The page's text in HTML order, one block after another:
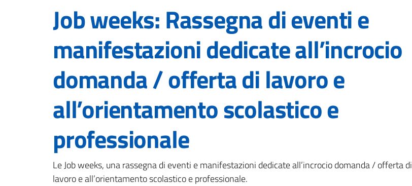
Job weeks: Rassegna di eventi e
manifestazioni dedicate all’incrocio
domanda / offerta di lavoro e
all’orientamento scolastico e
professionale
Dettagli della notizia
Le Job weeks, una rassegna di eventi e manifestazioni dedicate all’incrocio domanda / offerta di
lavoro e all’orientamento scolastico e professionale.